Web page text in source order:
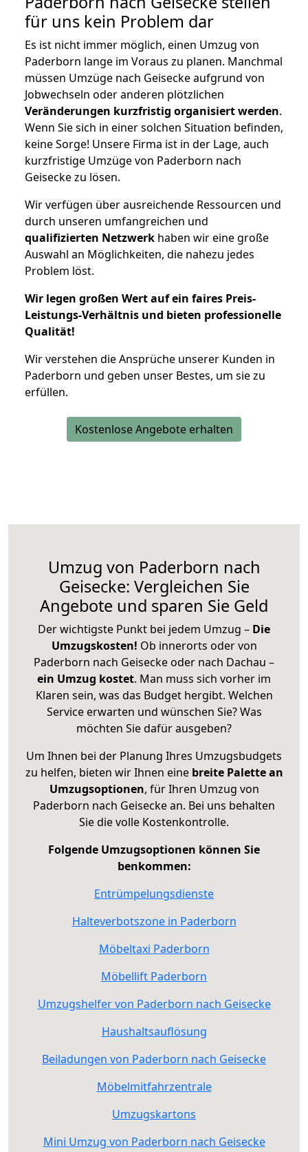
für uns kein Problem dar
Es ist nicht immer möglich, einen Umzug von
Paderborn lange im Voraus zu planen. Manchmal
müssen Umzüge nach Geisecke aufgrund von
Jobwechseln oder anderen plötzlichen
Veränderungen kurzfristig organisiert werden.
Wenn Sie sich in einer solchen Situation befinden,
keine Sorge! Unsere Firma ist in der Lage, auch
kurzfristige Umzüge von Paderborn nach
Geisecke zu lösen.
Wir verfügen über ausreichende Ressourcen und
durch unseren umfangreichen und
qualifizierten Netzwerk haben wir eine große
Auswahl an Möglichkeiten, die nahezu jedes
Problem löst.
Wir legen großen Wert auf ein faires Preis-
Leistungs-Verhältnis und bieten professionelle
Qualität!
Wir verstehen die Ansprüche unserer Kunden in
Paderborn und geben unser Bestes, um sie zu
erfüllen.
Kostenlose Angebote erhalten
Umzug von Paderborn nach
Geisecke: Vergleichen Sie
Angebote und sparen Sie Geld
Der wichtigste Punkt bei jedem Umzug – Die
Umzugskosten! Ob innerorts oder von
Paderborn nach Geisecke oder nach Dachau –
ein Umzug kostet. Man muss sich vorher im
Klaren sein, was das Budget hergibt. Welchen
Service erwarten und wünschen Sie? Was
möchten Sie dafür ausgeben?
Um Ihnen bei der Planung Ihres Umzugsbudgets
zu helfen, bieten wir Ihnen eine breite Palette an
Umzugsoptionen, für Ihren Umzug von
Paderborn nach Geisecke an. Bei uns behalten
Sie die volle Kostenkontrolle.
Folgende Umzugsoptionen können Sie
benkommen:
Entrümpelungsdienste
Halteverbotszone in Paderborn
Möbeltaxi Paderborn
Möbellift Paderborn
Umzugshelfer von Paderborn nach Geisecke
Haushaltsauflösung
Beiladungen von Paderborn nach Geisecke
Möbelmitfahrzentrale
Umzugskartons
Mini Umzug von Paderborn nach Geisecke